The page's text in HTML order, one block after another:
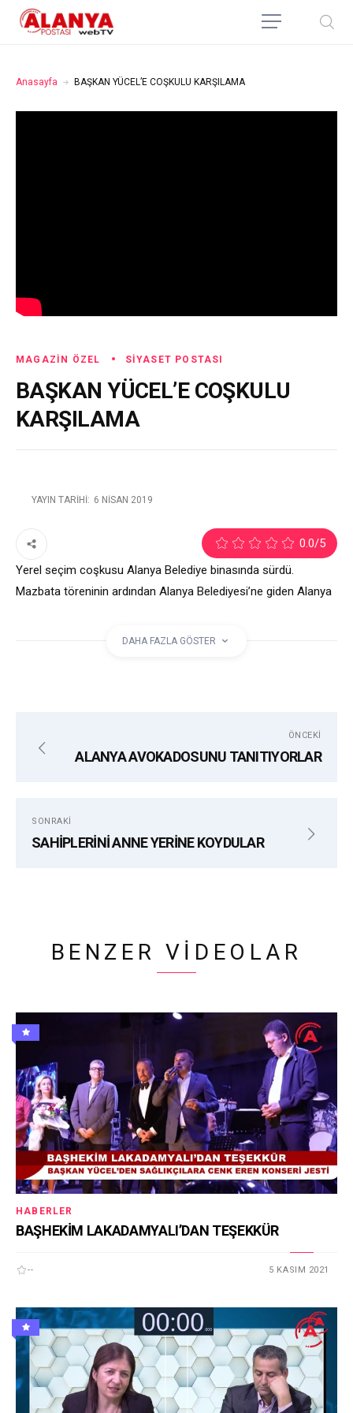
Anasayfa BAŞKAN YÜCEL’E COŞKULU KARŞILAMA
MAGAZIN ÖZEL SIYASET POSTASI
BAŞKAN YÜCEL’E COŞKULU
KARŞILAMA
YAYIN TARIHI: 6 NISAN 2019
0.0/5
Yerel seçim coşkusu Alanya Belediye binasında sürdü.
Mazbata töreninin ardından Alanya Belediyesi’ne giden Alanya
coşkuyla karşıladı. Mesai arkadaşları ile tek tek tokalaşan
DAHA FAZLA GÖSTER
ÖNCEKI
ALANYA AVOKADOSUNU TANITIYORLAR
SONRAKI
SAHİPLERİNİ ANNE YERİNE KOYDULAR
BENZER VIDEOLAR
HABERLER
BAŞHEKİM LAKADAMYALI’DAN TEŞEKKÜR
-- 5 KASIM 2021